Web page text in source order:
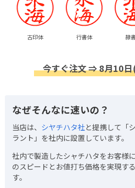
古印体 行書体 隷
今すぐ注文 ⇒ 8月10
なぜそんなに速いの？
当店は、 シヤチハタ社と提携して「
ラント」を社内に設置しています。
社内で製造したシャチハタをお客様
のスピードとお値打ち価格を実現す
す。